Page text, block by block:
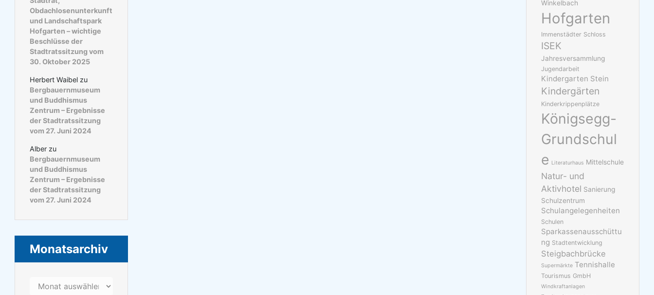
Obdachlosenunterkunft
und Landschaftspark
Hofgarten – wichtige
Beschlüsse der
Stadtratssitzung vom
30. Oktober 2025
Herbert Waibel zu
Bergbauernmuseum
und Buddhismus
Zentrum – Ergebnisse
der Stadtratssitzung
vom 27. Juni 2024
Alber zu
Bergbauernmuseum
und Buddhismus
Zentrum – Ergebnisse
der Stadtratssitzung
vom 27. Juni 2024
Monatsarchiv
Monatsarchiv
Winkelbach
Hofgarten
Immenstädter Schloss
ISEK
Jahresversammlung
Jugendarbeit
Kindergarten Stein
Kindergärten
Kinderkrippenplätze
Königsegg-
Grundschul
e Literaturhaus Mittelschule
Natur- und
Aktivhotel Sanierung
Schulzentrum
Schulangelegenheiten
Schulen
Sparkassenausschüttu
ng Stadtentwicklung
Steigbachbrücke
Supermärkte Tennishalle
Tourismus GmbH
Windkraftanlagen